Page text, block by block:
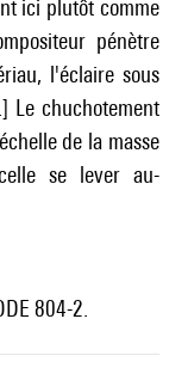
ici plutôt comme
pénètre
l'éclaire sous
Le chuchotement
de la masse
se lever au-
804-2.